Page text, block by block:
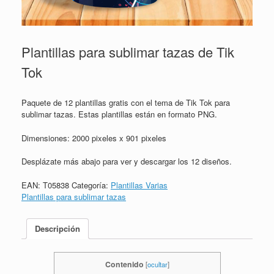
Plantillas para sublimar tazas de Tik
Tok
Paquete de 12 plantillas gratis con el tema de Tik Tok para
sublimar tazas. Estas plantillas están en formato PNG.
Dimensiones: 2000 pixeles x 901 pixeles
Desplázate más abajo para ver y descargar los 12 diseños.
EAN: T05838 Categoría: Plantillas Varias
Plantillas para sublimar tazas
Descripción
Contenido [ocultar]